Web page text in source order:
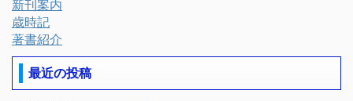
新刊案内
歳時記
著書紹介
最近の投稿